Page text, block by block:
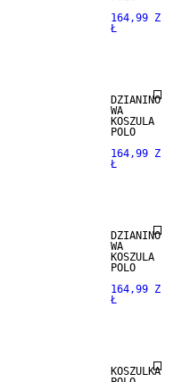
164,99 Z
Ł
DZIANINO
WA
KOSZULA
POLO
164,99 Z
Ł
DZIANINO
WA
KOSZULA
POLO
164,99 Z
Ł
KOSZULKA